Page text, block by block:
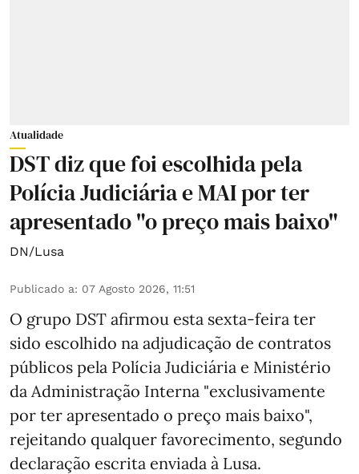
Atualidade
DST diz que foi escolhida pela
Polícia Judiciária e MAI por ter
apresentado "o preço mais baixo"
DN/Lusa
Publicado a: 07 Agosto 2026, 11:51
O grupo DST afirmou esta sexta-feira ter
sido escolhido na adjudicação de contratos
públicos pela Polícia Judiciária e Ministério
da Administração Interna "exclusivamente
por ter apresentado o preço mais baixo",
rejeitando qualquer favorecimento, segundo
declaração escrita enviada à Lusa.